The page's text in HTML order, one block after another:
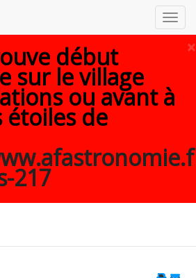
×
début
sur le village
ou avant à
étoiles de
217